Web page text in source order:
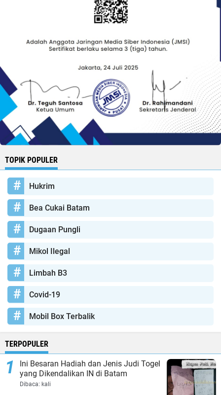
TOPIK POPULER
Hukrim
Bea Cukai Batam
Dugaan Pungli
Mikol Ilegal
Limbah B3
Covid-19
Mobil Box Terbalik
TERPOPULER
Ini Besaran Hadiah dan Jenis Judi Togel
yang Dikendalikan IN di Batam
Dibaca: kali